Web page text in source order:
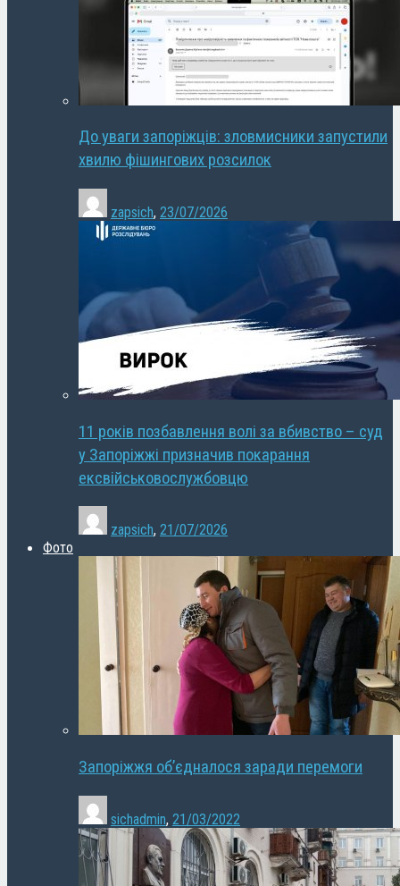
До уваги запоріжців: зловмисники запустили
хвилю фішингових розсилок
zapsich, 23/07/2026
11 років позбавлення волі за вбивство – суд
у Запоріжжі призначив покарання
ексвійськовослужбовцю
zapsich, 21/07/2026
Фото
Запоріжжя об’єдналося заради перемоги
sichadmin, 21/03/2022